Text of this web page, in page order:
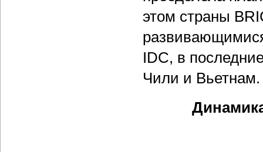
этом страны
IDC, в
Чили и Вьетнам.